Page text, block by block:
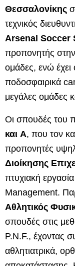
Θεσσαλονίκης
τεχνικός
Arsenal Soccer
προπονητής στην
ομάδες, ενώ
ποδοσφαιρικά
μεγάλες ομάδες
Οι σπουδές του
και A, που τον
προπονητές
Διοίκησης
πτυχιακή
Management.
Αθλητικός
σπουδές στις
P.N.F., έχοντας
αθλητιατρικά,